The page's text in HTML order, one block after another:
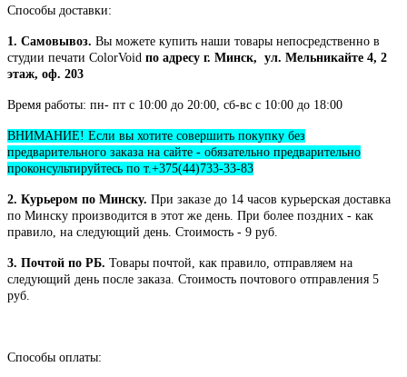
Способы доставки:
1. Самовывоз. Вы можете купить наши товары непосредственно в
студии печати ColorVoid по адресу г. Минск, ул. Мельникайте 4, 2
этаж, оф. 203
Время работы: пн- пт с 10:00 до 20:00, сб-вс с 10:00 до 18:00
ВНИМАНИЕ! Если вы хотите совершить покупку без
предварительного заказа на сайте - обязательно предварительно
проконсультируйтесь по т.+375(44)733-33-83
2. Курьером по Минску. При заказе до 14 часов курьерская доставка
по Минску производится в этот же день. При более поздних - как
правило, на следующий день. Стоимость - 9 руб.
3. Почтой по РБ. Товары почтой, как правило, отправляем на
следующий день после заказа. Стоимость почтового отправления 5
руб.
Способы оплаты: